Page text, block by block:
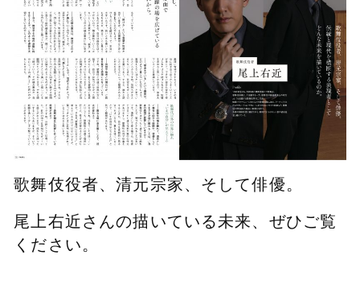
歌舞伎役者、清元宗家、そして俳優。
尾上右近さんの描いている未来、ぜひご覧
ください。